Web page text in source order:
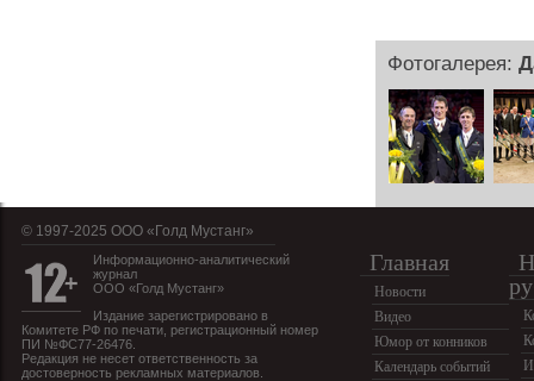
Фотогалерея:
© 1997-2025 OOO «Голд Мустанг»
Информационно-аналитический
журнал
ООО «Голд Мустанг»
Издание зарегистрировано в
Комитете РФ по печати, регистрационный номер
ПИ №ФС77-26476.
Редакция не несет ответственность за
достоверность рекламных материалов.
Главная
Новости
Видео
Юмор от конников
Календарь событий